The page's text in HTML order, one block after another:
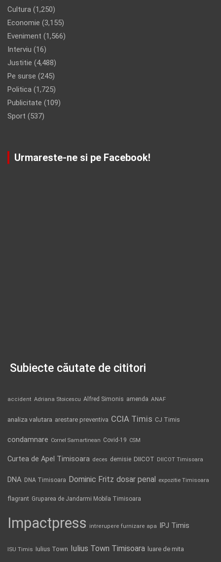
Cultura (1,250)
Economie (3,155)
Eveniment (1,566)
Interviu (16)
Justitie (4,488)
Pe surse (245)
Politica (1,725)
Publicitate (109)
Sport (537)
Urmareste-ne si pe Facebook!
Subiecte căutate de cititori
accident Adriana Stoicescu Alfred Simonis amenda ANAF
analiza valutara arestare preventiva CCIA Timis CJ Timis
condamnare Cornel Samartinean Covid-19 CSM
Curtea de Apel Timisoara deces demisie DIICOT DIICOT Timisoara
DNA DNA Timisoara Dominic Fritz dosar penal expozitie Timisoara
flagrant Gruparea de Jandarmi Mobila Timisoara
Impactpress intrerupere furnizare apa IPJ Timis
ISU Timis Iulius Town Iulius Town Timisoara luare de mita